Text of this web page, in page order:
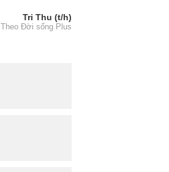
Tri Thu (t/h)
Theo Đời sống Plus